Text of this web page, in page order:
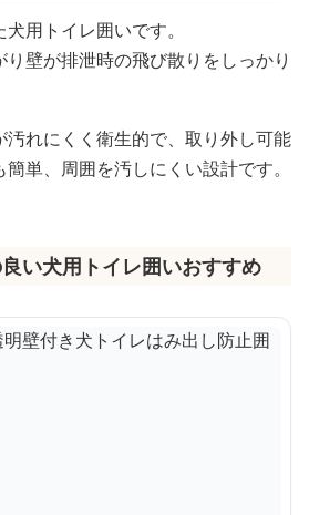
用トイレ囲いです。
壁が排泄時の飛び散りをしっかり
れにくく衛生的で、取り外し可能
単、周囲を汚しにくい設計です。
い犬用トイレ囲いおすすめ